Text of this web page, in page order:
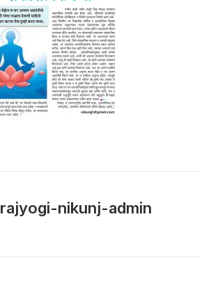
rajyogi-nikunj-admin